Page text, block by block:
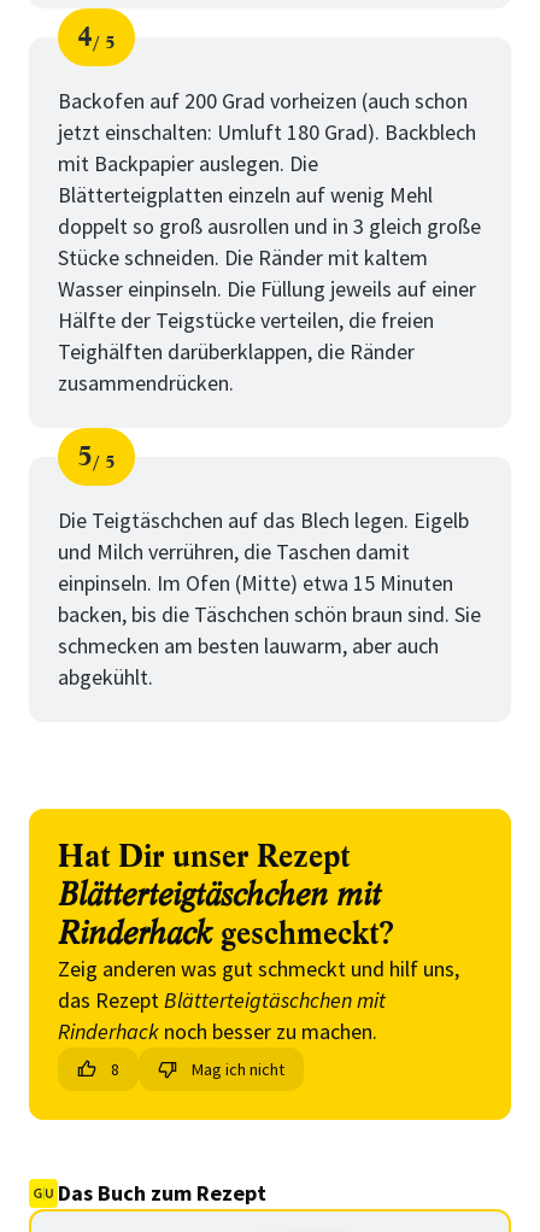
Schritt
4
von
5
Backofen auf 200 Grad vorheizen (auch schon
jetzt einschalten: Umluft 180 Grad). Backblech
mit Backpapier auslegen. Die
Blätterteigplatten einzeln auf wenig Mehl
doppelt so groß ausrollen und in 3 gleich große
Stücke schneiden. Die Ränder mit kaltem
Wasser einpinseln. Die Füllung jeweils auf einer
Hälfte der Teigstücke verteilen, die freien
Teighälften darüberklappen, die Ränder
zusammendrücken.
Schritt
5
von
5
Die Teigtäschchen auf das Blech legen. Eigelb
und Milch verrühren, die Taschen damit
einpinseln. Im Ofen (Mitte) etwa 15 Minuten
backen, bis die Täschchen schön braun sind. Sie
schmecken am besten lauwarm, aber auch
abgekühlt.
Hat Dir unser Rezept
Blätterteigtäschchen mit
Rinderhackgeschmeckt?
Zeig anderen was gut schmeckt und hilf uns,
das RezeptBlätterteigtäschchen mit
Rinderhack noch besser zu machen.
8 Mag ich nicht
Das Buch zum Rezept